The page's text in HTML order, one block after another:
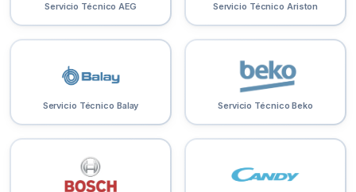
Servicio Técnico AEG Servicio Técnico Ariston
Servicio Técnico Balay Servicio Técnico Beko